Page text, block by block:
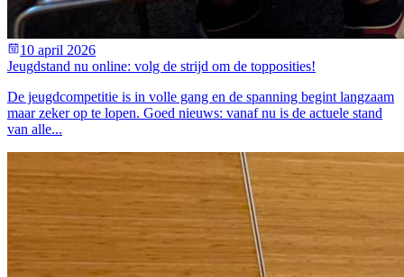
10 april 2026
Jeugdstand nu online: volg de strijd om de topposities!
De jeugdcompetitie is in volle gang en de spanning begint langzaam
maar zeker op te lopen. Goed nieuws: vanaf nu is de actuele stand
van alle...